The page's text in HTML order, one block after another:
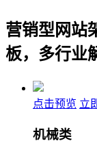
营销型网站
板，多行业
点击预览 立
机械类